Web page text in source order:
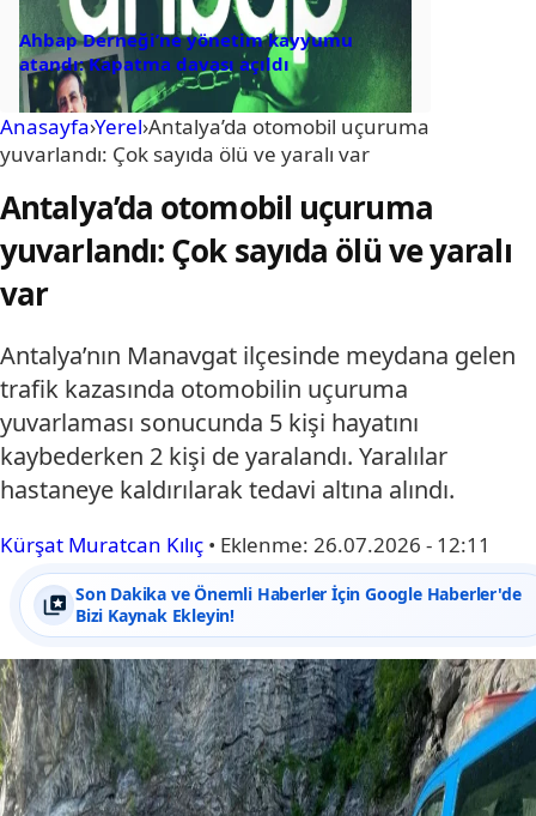
Ahbap Derneği’ne yönetim kayyumu
atandı: Kapatma davası açıldı
Anasayfa›Yerel›Antalya’da otomobil uçuruma
yuvarlandı: Çok sayıda ölü ve yaralı var
Antalya’da otomobil uçuruma
yuvarlandı: Çok sayıda ölü ve yaralı
var
Antalya’nın Manavgat ilçesinde meydana gelen
trafik kazasında otomobilin uçuruma
yuvarlaması sonucunda 5 kişi hayatını
kaybederken 2 kişi de yaralandı. Yaralılar
hastaneye kaldırılarak tedavi altına alındı.
Kürşat Muratcan Kılıç • Eklenme: 26.07.2026 - 12:11
Son Dakika ve Önemli Haberler İçin Google Haberler'de
Bizi Kaynak Ekleyin!